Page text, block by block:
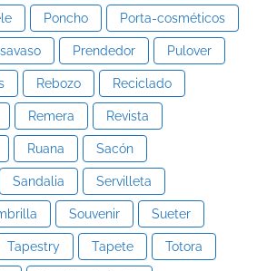
Poncho Porta-cosméticos
Prendedor Pulover
Rebozo Reciclado
Remera Revista
Ruana Sacón
Sandalia Servilleta
Souvenir Sueter
Tapestry Tapete Totora